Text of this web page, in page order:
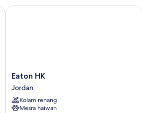
Eaton
HK
Jordan
Eaton HK
Jordan
Kolam renang
Mesra haiwan
Eaton HK